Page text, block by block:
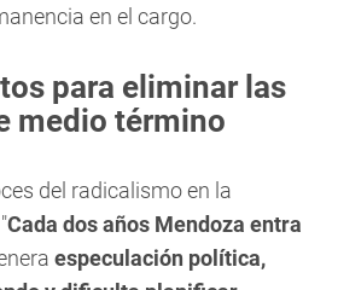
en el cargo.
para eliminar las
medio término
del radicalismo en la
Cada dos años Mendoza entra
especulación política,